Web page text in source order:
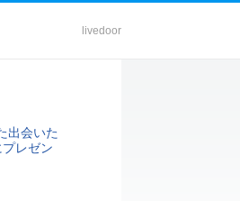
livedoor
出会いた
レゼン